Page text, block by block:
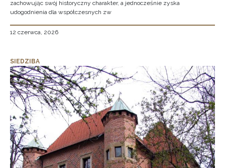
zachowując swój historyczny charakter, a jednocześnie zyska
udogodnienia dla współczesnych zw
12 czerwca, 2026
SIEDZIBA